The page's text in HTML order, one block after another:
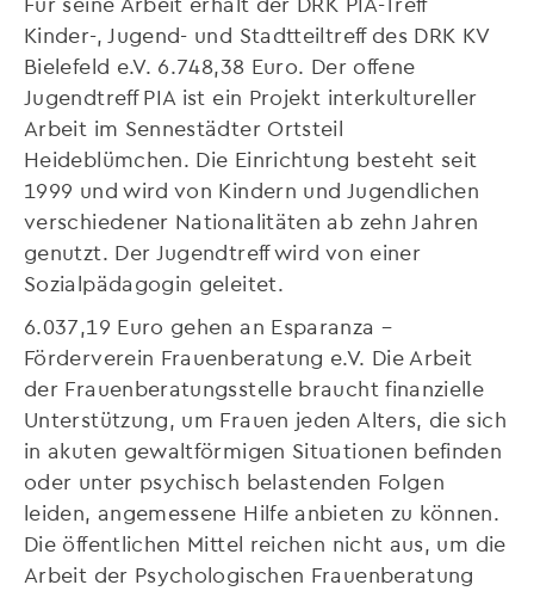
Kinder-, Jugend- und Stadtteiltreff des DRK KV
Bielefeld e.V. 6.748,38 Euro. Der offene
Jugendtreff PIA ist ein Projekt interkultureller
Arbeit im Sennestädter Ortsteil
Heideblümchen. Die Einrichtung besteht seit
1999 und wird von Kindern und Jugendlichen
verschiedener Nationalitäten ab zehn Jahren
genutzt. Der Jugendtreff wird von einer
Sozialpädagogin geleitet.
6.037,19 Euro gehen an Esparanza –
Förderverein Frauenberatung e.V. Die Arbeit
der Frauenberatungsstelle braucht finanzielle
Unterstützung, um Frauen jeden Alters, die sich
in akuten gewaltförmigen Situationen befinden
oder unter psychisch belastenden Folgen
leiden, angemessene Hilfe anbieten zu können.
Die öffentlichen Mittel reichen nicht aus, um die
Arbeit der Psychologischen Frauenberatung